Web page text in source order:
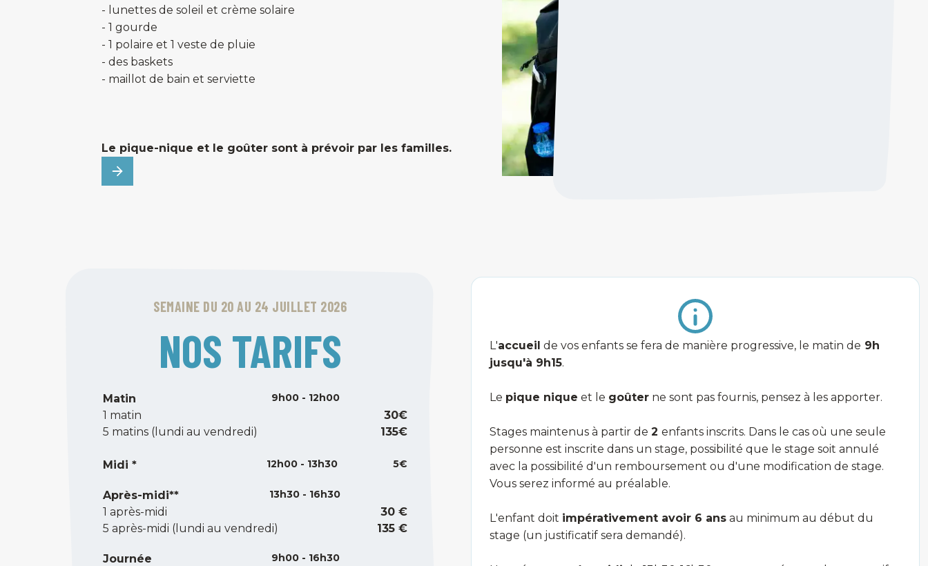
- lunettes de soleil et crème solaire
- 1 gourde
- 1 polaire et 1 veste de pluie
- des baskets
- maillot de bain et serviette
Le pique-nique et le goûter sont à prévoir par les familles.
SEMAINE DU 20 AU 24 JUILLET 2026
NOS TARIFS
Matin 9h00 - 12h00
1 matin
30€
5 matins (lundi au vendredi)
135€
Midi * 12h00 - 13h30 5€
Après-midi** 13h30 - 16h30
1 après-midi
30 €
5 après-midi (lundi au vendredi)
135 €
Journée 9h00 - 16h30
L'accueil de vos enfants se fera de manière progressive, le matin de 9h
jusqu'à 9h15.
Le pique nique et le goûter ne sont pas fournis, pensez à les apporter.
Stages maintenus à partir de 2 enfants inscrits. Dans le cas où une seule
personne est inscrite dans un stage, possibilité que le stage soit annulé
avec la possibilité d'un remboursement ou d'une modification de stage.
Vous serez informé au préalable.
L'enfant doit impérativement avoir 6 ans au minimum au début du
stage (un justificatif sera demandé).